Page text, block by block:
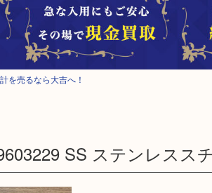
を売るなら大吉へ！
SS ステンレスス